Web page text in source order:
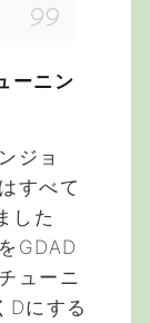
ーニン
ジョ
すべて
した
GDAD
ューニ
Dにする